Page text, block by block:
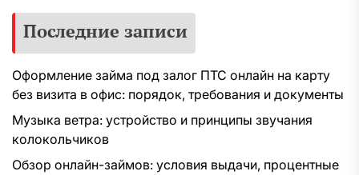
Последние записи
Оформление займа под залог ПТС онлайн на карту
без визита в офис: порядок, требования и документы
Музыка ветра: устройство и принципы звучания
колокольчиков
Обзор онлайн-займов: условия выдачи, процентные